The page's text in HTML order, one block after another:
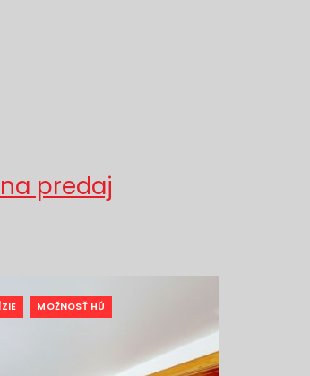
predaj
MOŽNOSŤ HÚ